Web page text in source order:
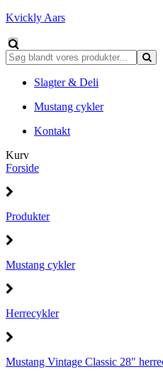
Kvickly Aars
Slagter & Deli
Mustang cykler
Kontakt
Kurv
Forside
Produkter
Mustang cykler
Herrecykler
Mustang Vintage Classic 28"